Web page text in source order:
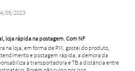
05/2023
loja rápida na postagem. Com NF
na loja, em forma de PIX, gostei do produto,
e postagem rápida, a demora da
a transportadora e TB a distância entre